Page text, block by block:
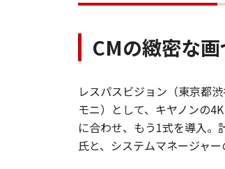
CMの緻密な
レスパスビジョン（東京都
モニ）として、キヤノンの
に合わせ、もう1式を導入。
氏と、システムマネージャ